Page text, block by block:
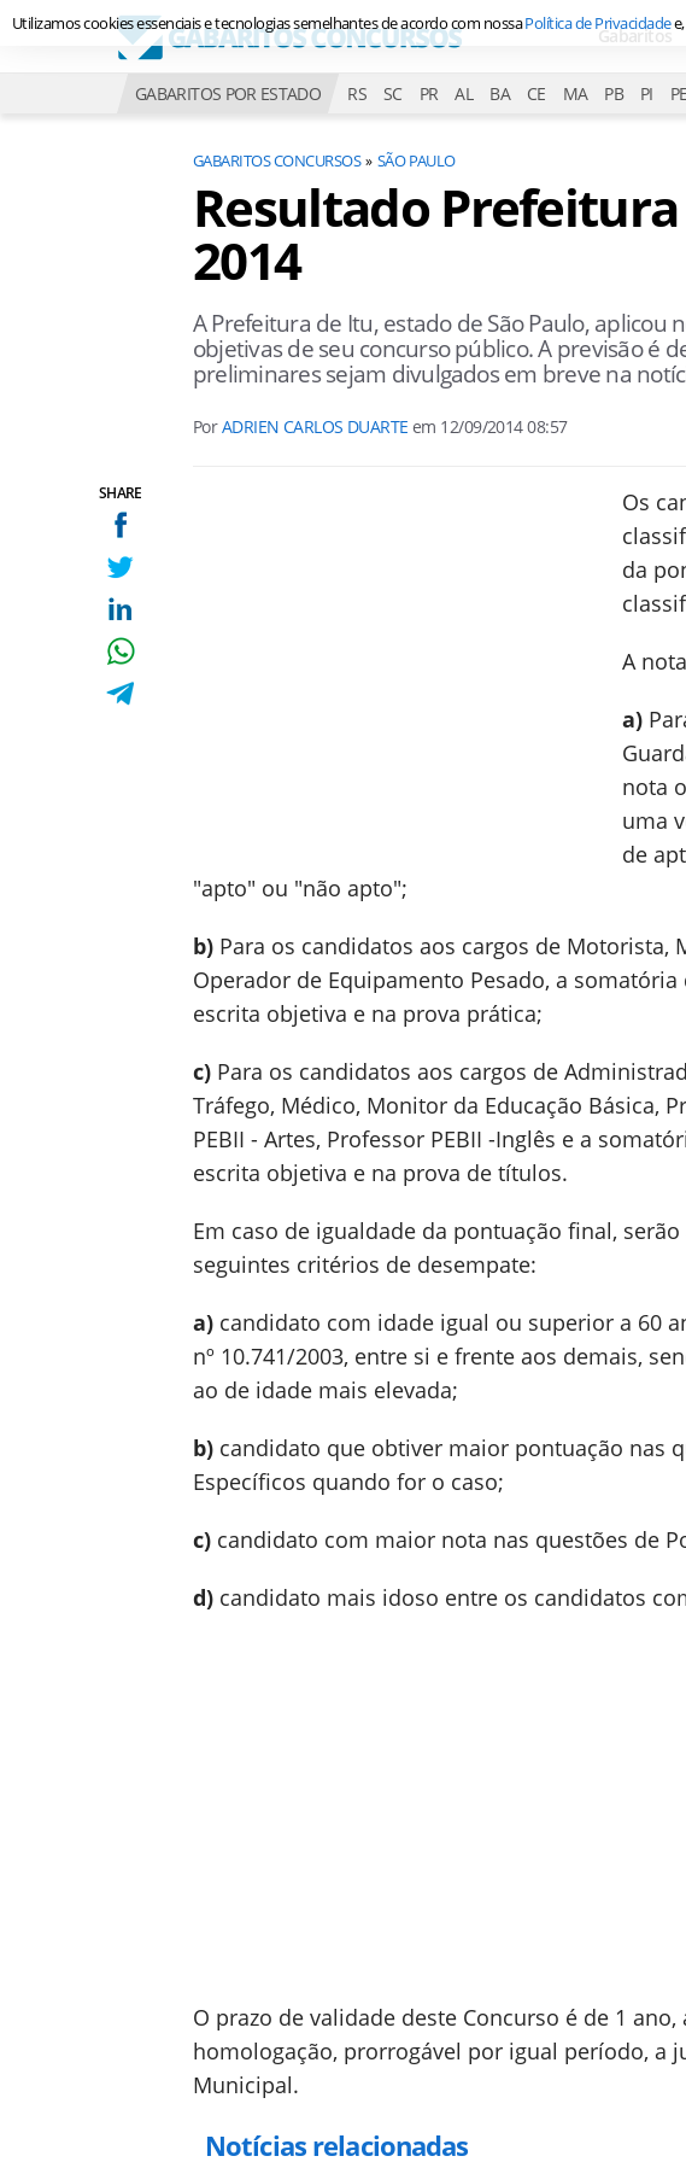
Gabaritos
GABARITOS POR ESTADO RS SC PR AL BA CE MA PB PI PE
SHARE
GABARITOS CONCURSOS SÃO PAULO
Resultado Prefeitura
2014
A Prefeitura de Itu, estado de São Paulo, aplicou
objetivas de seu concurso público. A previsão é
preliminares sejam divulgados em breve na
PorADRIEN CARLOS DUARTE em 12/09/2014 08:57
Os
da
A
a)
nota
uma
de
"apto" ou "não apto";
b) Para os candidatos aos cargos de Motorista,
Operador de Equipamento Pesado, a
escrita objetiva e na prova prática;
c) Para os candidatos aos cargos de
Tráfego, Médico, Monitor da Educação Básica,
PEBII - Artes, Professor PEBII -Inglês e a
escrita objetiva e na prova de títulos.
Em caso de igualdade da pontuação final,
seguintes critérios de desempate:
a) candidato com idade igual ou superior a 60
nº 10.741/2003, entre si e frente aos demais,
ao de idade mais elevada;
b) candidato que obtiver maior pontuação nas
Específicos quando for o caso;
c) candidato com maior nota nas questões de
d) candidato mais idoso entre os candidatos
O prazo de validade deste Concurso é de 1
homologação, prorrogável por igual período, a
Municipal.
Notícias relacionadas
Utilizamos cookies essenciais e tecnologias semelhantes de acordo com nossaPolítica de Privacidade